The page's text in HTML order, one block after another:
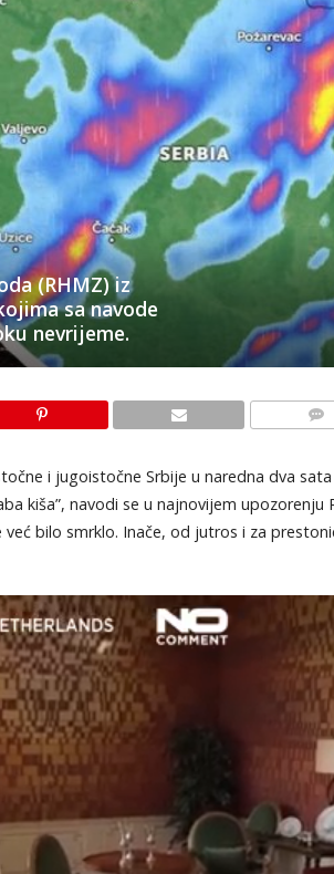
(RHMZ) iz
sa navode
nevrijeme.
i jugoistočne Srbije u naredna dva sata
kiša”, navodi se u najnovijem upozorenju
bilo smrklo. Inače, od jutros i za